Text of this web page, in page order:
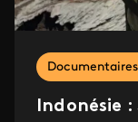
Indonésie